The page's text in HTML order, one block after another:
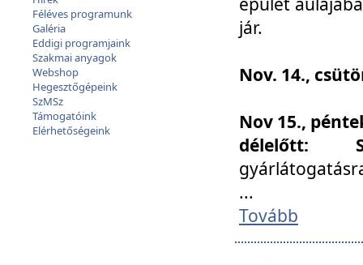
Féléves programunk
Galéria
Eddigi programjaink
Szakmai anyagok
Webshop
Hegesztőgépeink
SzMSz
Támogatóink
Elérhetőségeink
jár.
Nov. 14.,
Nov 15.,
délelőtt:
...
Tovább